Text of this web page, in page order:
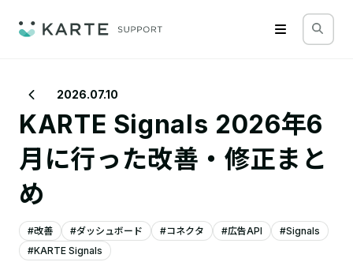
2026.07.10
KARTE Signals 2026年6
月に行った改善・修正まと
め
#改善 #ダッシュボード #コネクタ #広告API
#Signals
#KARTE Signals